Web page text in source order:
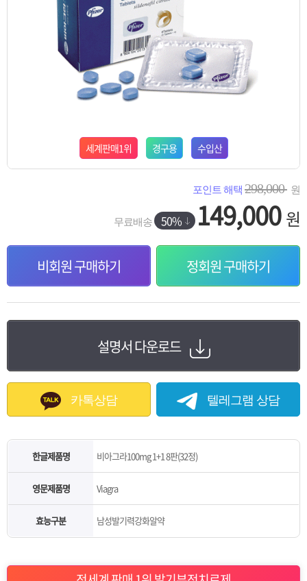
세계판매1위 경구용 수입산
포인트 해택 298,000 원
무료배송 50% 149,000원
비회원 구매하기 정회원 구매하기
설명서 다운로드
카톡상담 텔레그램 상담
한글제품명 비아그라100mg 1+1 8판(32정)
영문제품명 Viagra
효능구분 남성발기력강화알약